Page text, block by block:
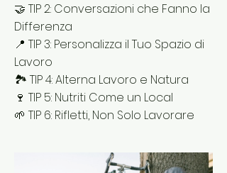
🤝 TIP 2: Conversazioni che Fanno la
Differenza
📍 TIP 3: Personalizza il Tuo Spazio di
Lavoro
🏞 TIP 4: Alterna Lavoro e Natura
🍷 TIP 5: Nutriti Come un Local
🌱 TIP 6: Rifletti, Non Solo Lavorare